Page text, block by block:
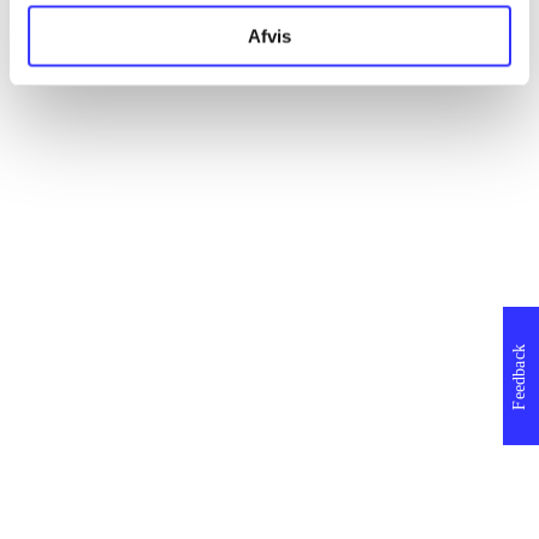
Afvis
Feedback